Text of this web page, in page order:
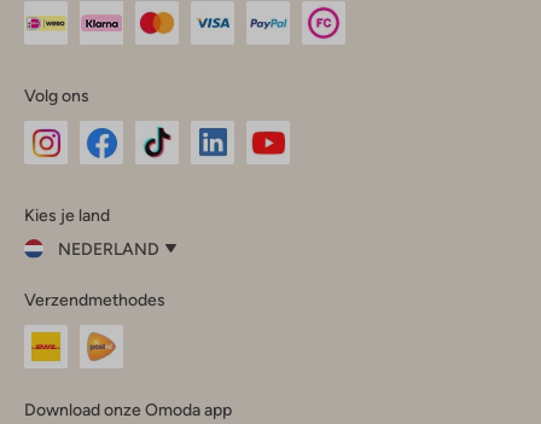
Volg ons
InstagramFacebook
Kies je land
NEDERLAND
je
land
Nederland
Verzendmethodes
Download onze Omoda app